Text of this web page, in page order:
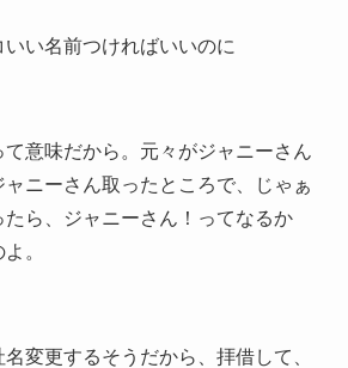
い名前つければいいのに
意味だから。元々がジャニーさん
ニーさん取ったところで、じゃぁ
ら、ジャニーさん！ってなるか
。
変更するそうだから、拝借して、